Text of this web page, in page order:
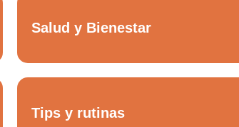
Salud y Bienestar
Tips y rutinas